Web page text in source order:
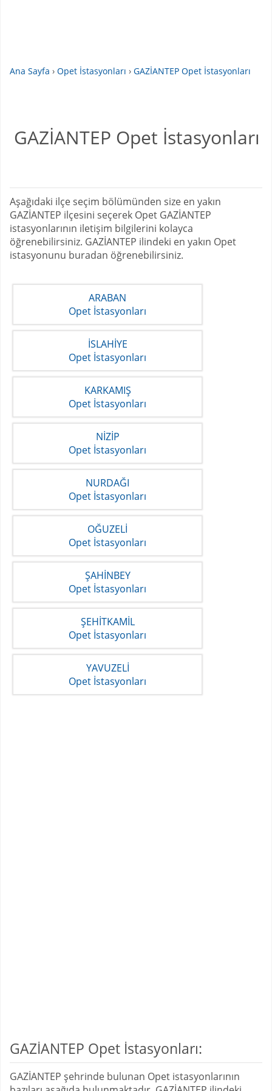
Ana Sayfa › Opet İstasyonları › GAZİANTEP Opet İstasyonları
GAZİANTEP Opet İstasyonları
Aşağıdaki ilçe seçim bölümünden size en yakın
GAZİANTEP ilçesini seçerek Opet GAZİANTEP
istasyonlarının iletişim bilgilerini kolayca
öğrenebilirsiniz. GAZİANTEP ilindeki en yakın Opet
istasyonunu buradan öğrenebilirsiniz.
ARABAN
Opet İstasyonları
İSLAHİYE
Opet İstasyonları
KARKAMIŞ
Opet İstasyonları
NİZİP
Opet İstasyonları
NURDAĞI
Opet İstasyonları
OĞUZELİ
Opet İstasyonları
ŞAHİNBEY
Opet İstasyonları
ŞEHİTKAMİL
Opet İstasyonları
YAVUZELİ
Opet İstasyonları
GAZİANTEP Opet İstasyonları:
GAZİANTEP şehrinde bulunan Opet istasyonlarının